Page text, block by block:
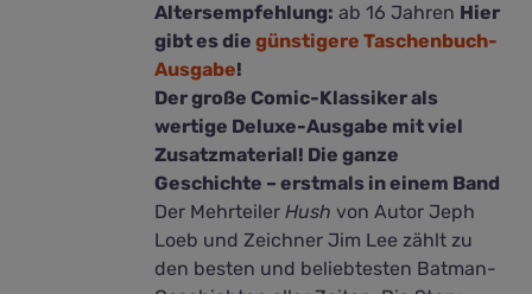
Altersempfehlung: ab 16 Jahren Hier
gibt es diegünstigere Taschenbuch-
Ausgabe!
Der große Comic-Klassiker als
wertige Deluxe-Ausgabe mit viel
Zusatzmaterial! Die ganze
Geschichte – erstmals in einem Band
Der MehrteilerHush von Autor Jeph
Loeb und Zeichner Jim Lee zählt zu
den besten und beliebtesten Batman-